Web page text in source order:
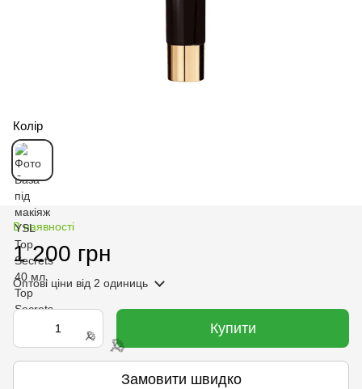
Колір
В наявності
1 200 грн
Оптові ціни від 2 одиниць
Купити
Замовити швидко